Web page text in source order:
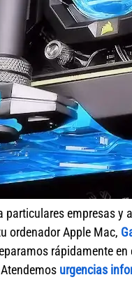
empresas y
ordenador Apple Mac,
rápidamente
urgencias